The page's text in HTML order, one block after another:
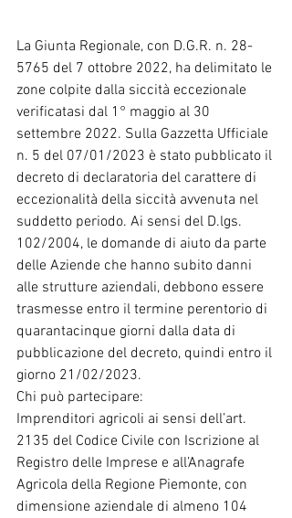
La Giunta Regionale, con D.G.R. n. 28-
5765 del 7 ottobre 2022, ha delimitato le
zone colpite dalla siccità eccezionale
verificatasi dal 1° maggio al 30
settembre 2022. Sulla Gazzetta Ufficiale
n. 5 del 07/01/2023 è stato pubblicato il
decreto di declaratoria del carattere di
eccezionalità della siccità avvenuta nel
suddetto periodo. Ai sensi del D.lgs.
102/2004, le domande di aiuto da parte
delle Aziende che hanno subito danni
alle strutture aziendali, debbono essere
trasmesse entro il termine perentorio di
quarantacinque giorni dalla data di
pubblicazione del decreto, quindi entro il
giorno 21/02/2023.
Chi può partecipare:
Imprenditori agricoli ai sensi dell’art.
2135 del Codice Civile con Iscrizione al
Registro delle Imprese e all’Anagrafe
Agricola della Regione Piemonte, con
dimensione aziendale di almeno 104